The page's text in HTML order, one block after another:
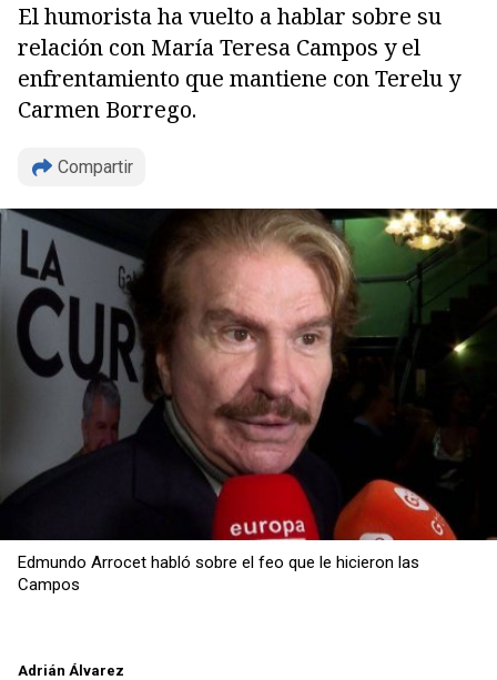
El humorista ha vuelto a hablar sobre su
relación con María Teresa Campos y el
enfrentamiento que mantiene con Terelu y
Carmen Borrego.
Compartir
Copiar
Edmundo Arrocet habló sobre el feo que le hicieron las
Campos
Adrián Álvarez